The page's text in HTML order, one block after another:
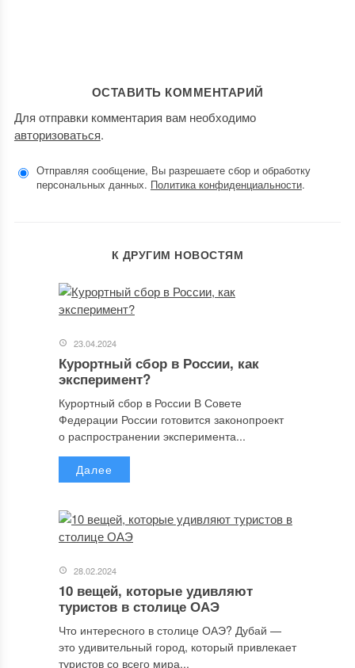
ОСТАВИТЬ КОММЕНТАРИЙ
Для отправки комментария вам необходимо
авторизоваться.
Отправляя сообщение, Вы разрешаете сбор и обработку
персональных данных. Политика конфиденциальности.
К ДРУГИМ НОВОСТЯМ
23.04.2024
Курортный сбор в России, как
эксперимент?
Курортный сбор в России В Совете
Федерации России готовится законопроект
о распространении эксперимента...
Далее
28.02.2024
10 вещей, которые удивляют
туристов в столице ОАЭ
Что интересного в столице ОАЭ? Дубай —
это удивительный город, который привлекает
туристов со всего мира...